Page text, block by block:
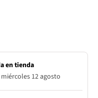
en tienda
12 agosto